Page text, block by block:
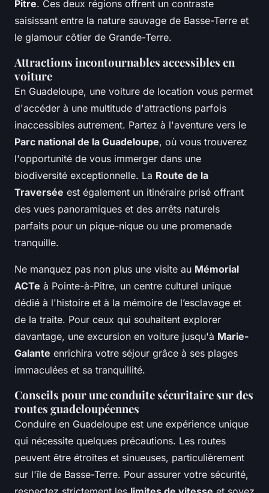
Pitre. Ces deux régions offrent un contraste
saisissant entre la nature sauvage de Basse-Terre et
le glamour côtier de Grande-Terre.
Attractions incontournables accessibles en
voiture
En Guadeloupe, une voiture de location vous permet
d'accéder à une multitude d'attractions parfois
inaccessibles autrement. Partez à l'aventure vers le
Parc national de la Guadeloupe, où vous trouverez
l'opportunité de vous immerger dans une
biodiversité exceptionnelle. La Route de la
Traversée est également un itinéraire prisé offrant
des vues panoramiques et des arrêts naturels
parfaits pour un pique-nique ou une promenade
tranquille.
Ne manquez pas non plus une visite au Mémorial
ACTe à Pointe-à-Pitre, un centre culturel unique
dédié à l'histoire et à la mémoire de l’esclavage et
de la traite. Pour ceux qui souhaitent explorer
davantage, une excursion en voiture jusqu'à Marie-
Galante enrichira votre séjour grâce à ses plages
immaculées et sa tranquillité.
Conseils pour une conduite sécuritaire sur des
routes guadeloupéennes
Conduire en Guadeloupe est une expérience unique
qui nécessite quelques précautions. Les routes
peuvent être étroites et sinueuses, particulièrement
sur l'île de Basse-Terre. Pour assurer votre sécurité,